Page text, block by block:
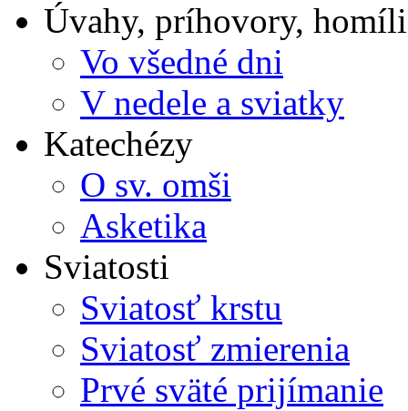
Úvahy, príhovory,
Vo všedné dni
V nedele a sviatky
Katechézy
O sv. omši
Asketika
Sviatosti
Sviatosť krstu
Sviatosť zmierenia
Prvé sväté prijímanie